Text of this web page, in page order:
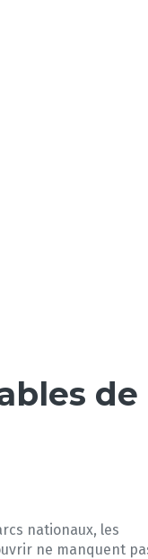
de
nationaux, les
ne manquent